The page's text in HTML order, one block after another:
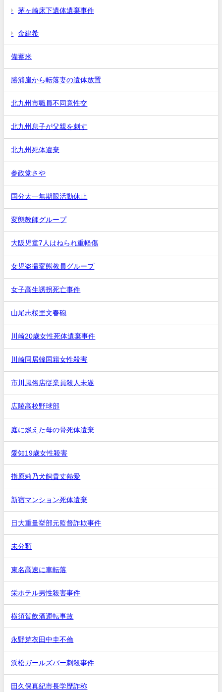
茅ヶ崎床下遺体遺棄事件
金建希
備蓄米
勝浦崖から転落妻の遺体放置
北九州市職員不同意性交
北九州息子が父親を刺す
北九州死体遺棄
参政党さや
国分太一無期限活動休止
変態教師グループ
大阪児童7人はねられ重軽傷
女児盗撮変態教員グループ
女子高生誘拐死亡事件
山尾志桜里文春砲
川崎20歳女性死体遺棄事件
川崎同居韓国籍女性殺害
市川風俗店従業員殺人未遂
広陵高校野球部
庭に燃えた母の骨死体遺棄
愛知19歳女性殺害
指原莉乃犬飼貴丈熱愛
新宿マンション死体遺棄
日大重量挙部元監督詐欺事件
未分類
東名高速に車転落
栄ホテル男性殺害事件
横須賀飲酒運転事故
永野芽衣田中圭不倫
浜松ガールズバー刺殺事件
田久保真紀市長学歴詐称